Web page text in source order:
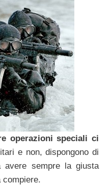
operazioni speciali ci
e non, dispongono di
sempre la giusta
compiere.